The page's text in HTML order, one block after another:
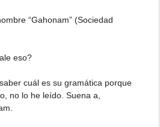
“Gahonam” (Sociedad
eso?
cuál es su gramática porque
no lo he leído. Suena a,